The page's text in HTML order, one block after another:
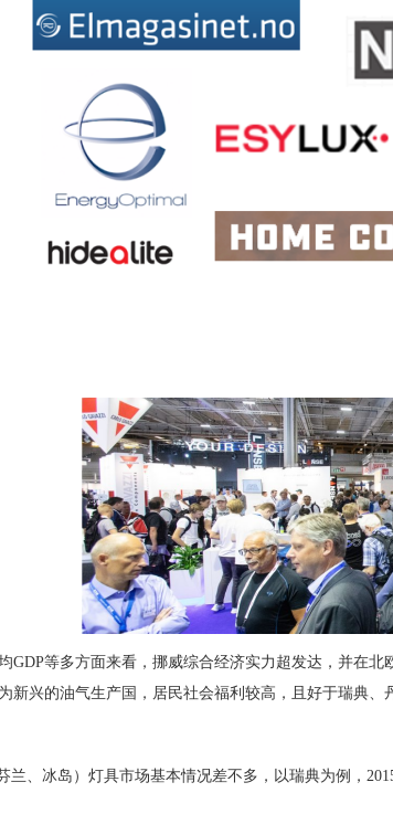
GDP等多方面来看，挪威综合经济实力超发达，并在
新兴的油气生产国，居民社会福利较高，且好于瑞典、
兰、冰岛）灯具市场基本情况差不多，以瑞典为例，